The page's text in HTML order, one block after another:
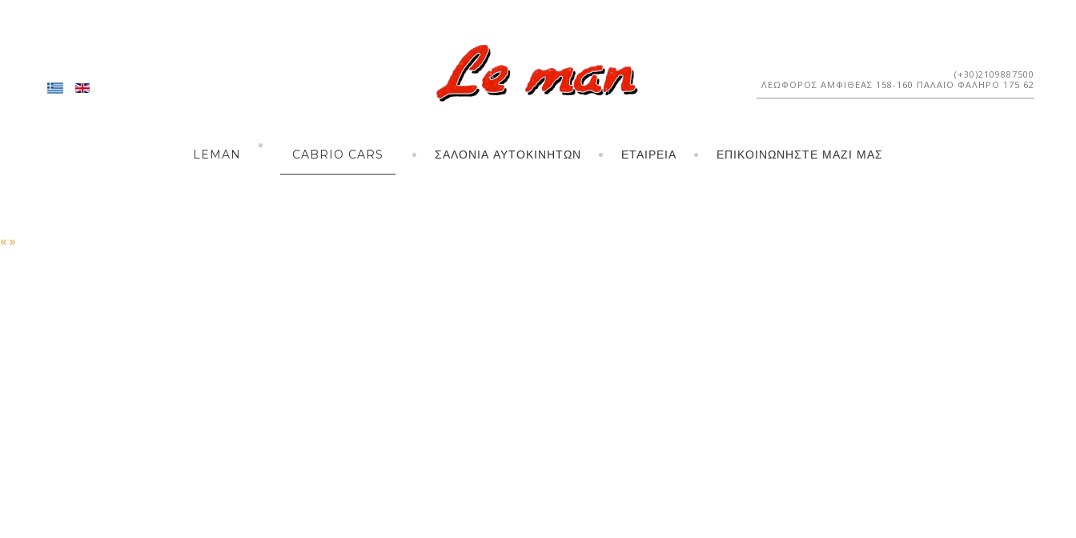
(+30)2109887500
ΛΕΩΦΌΡΟΣ ΑΜΦΙΘΈΑΣ 158-160 ΠΑΛΑΙΌ ΦΆΛΗΡΟ 175 62
LEMAN CABRIO CARS ΣΑΛΌΝΙΑ ΑΥΤΟΚΙΝΉΤΩΝ ΕΤΑΙΡΕΊΑ ΕΠΙΚΟΙΝΩΝΉΣΤΕ ΜΑΖΊ ΜΑΣ
«»